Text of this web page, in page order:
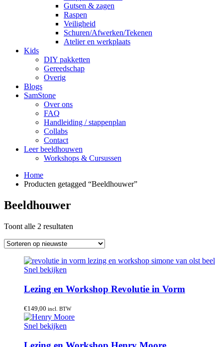
Gutsen & zagen
Raspen
Veiligheid
Schuren/Afwerken/Tekenen
Atelier en werkplaats
Kids
DIY pakketten
Gereedschap
Overig
Blogs
SamStone
Over ons
FAQ
Handleiding / stappenplan
Collabs
Contact
Leer beeldhouwen
Workshops & Cursussen
Home
Producten getagged “Beeldhouwer”
Beeldhouwer
Toont alle 2 resultaten
nieuwste
Snel bekijken
Lezing en Workshop Revolutie in Vorm
€149,00 incl. BTW
Snel bekijken